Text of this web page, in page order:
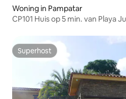
Woning in Pampatar
CP101 Huis op 5 min. van Playa
Superhost
Superhost